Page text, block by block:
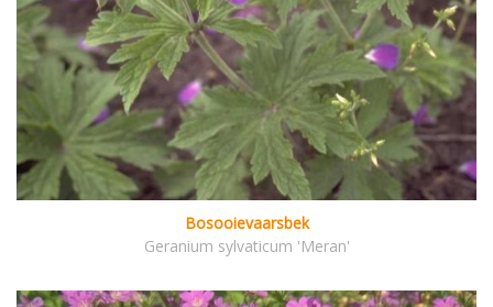
Bosooievaarsbek
Geranium sylvaticum 'Meran'